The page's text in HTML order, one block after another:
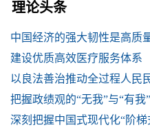
理论头条
中国经济的强大韧性是高质
建设优质高效医疗服务体系
以良法善治推动全过程人民
把握政绩观的“无我”与“有我”
深刻把握中国式现代化“阶